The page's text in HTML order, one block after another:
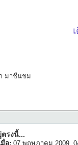
มาชื่นชม
รงนี้...
มื่อ: 07 พฤษภาคม 2009,